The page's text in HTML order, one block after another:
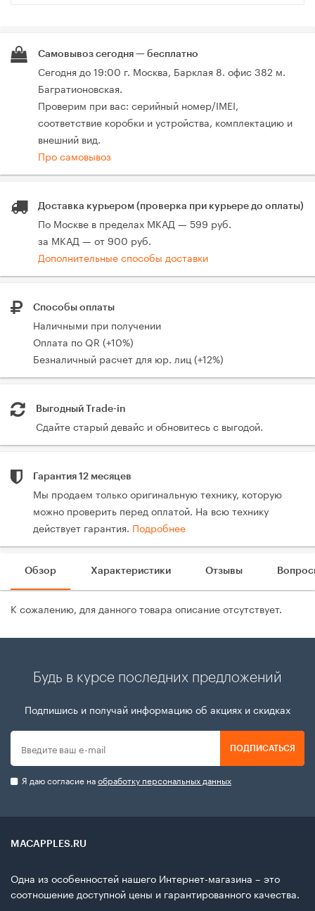
Самовывоз сегодня — бесплатно
Сегодня до 19:00 г. Москва, Барклая 8. офис 382 м.
Багратионовская.
Проверим при вас: серийный номер/IMEI,
соответствие коробки и устройства, комплектацию и
внешний вид.
Про самовывоз
Доставка курьером (проверка при курьере до оплаты)
По Москве в пределах МКАД — 599 руб.
за МКАД — от 900 руб.
Дополнительные способы доставки
Способы оплаты
Наличными при получении
Оплата по QR (+10%)
Безналичный расчет для юр. лиц (+12%)
Выгодный Trade-in
Сдайте старый девайс и обновитесь с выгодой.
Гарантия 12 месяцев
Мы продаем только оригинальную технику, которую
можно проверить перед оплатой. На всю технику
действует гарантия. Подробнее
Обзор Характеристики Отзывы
К сожалению, для данного товара описание отсутствует.
Будь в курсе последних предложений
Подпишись и получай информацию об акциях и скидках
ПОДПИСАТЬСЯ
Я даю согласие наобработку персональных данных
MACAPPLES.RU
Одна из особенностей нашего Интернет-магазина – это
соотношение доступной цены и гарантированного качества.